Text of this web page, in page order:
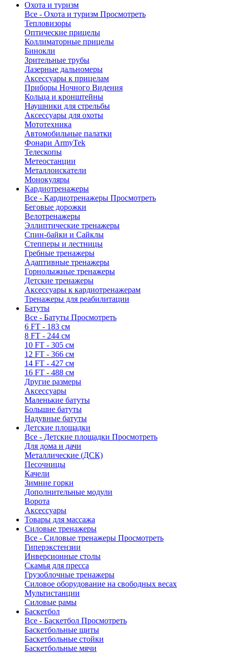
Охота и туризм
Все - Охота и туризм Просмотреть
Тепловизоры
Оптические прицелы
Коллиматорные прицелы
Бинокли
Зрительные трубы
Лазерные дальномеры
Аксессуары к прицелам
Приборы Ночного Видения
Кольца и кронштейны
Наушники для стрельбы
Аксессуары для охоты
Мототехника
Автомобильные палатки
Фонари ArmyTek
Телескопы
Метеостанции
Металлоискатели
Монокуляры
Кардиотренажеры
Все - Кардиотренажеры Просмотреть
Беговые дорожки
Велотренажеры
Эллиптические тренажеры
Спин-байки и Сайклы
Степперы и лестницы
Гребные тренажеры
Адаптивные тренажеры
Горнолыжные тренажеры
Детские тренажеры
Аксессуары к кардиотренажерам
Тренажеры для реабилитации
Батуты
Все - Батуты Просмотреть
6 FT - 183 см
8 FT - 244 см
10 FT - 305 см
12 FT - 366 см
14 FT - 427 см
16 FT - 488 см
Другие размеры
Аксессуары
Маленькие батуты
Большие батуты
Надувные батуты
Детские площадки
Все - Детские площадки Просмотреть
Для дома и дачи
Металлические (ДСК)
Песочницы
Качели
Зимние горки
Дополнительные модули
Ворота
Аксессуары
Товары для массажа
Силовые тренажеры
Все - Силовые тренажеры Просмотреть
Гиперэкстензии
Инверсионные столы
Скамья для пресса
Грузоблочные тренажеры
Силовое оборудование на свободных весах
Мультистанции
Силовые рамы
Баскетбол
Все - Баскетбол Просмотреть
Баскетбольные щиты
Баскетбольные стойки
Баскетбольные мячи